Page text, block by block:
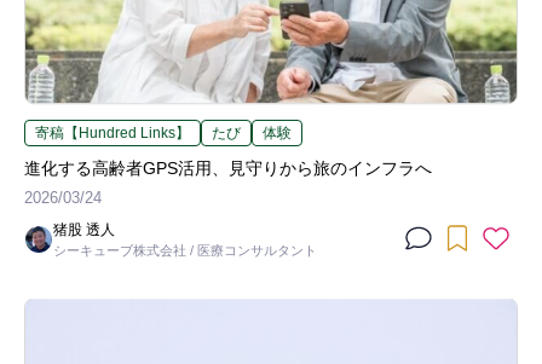
寄稿【Hundred Links】 たび 体験
進化する高齢者GPS活用、見守りから旅のインフラへ
2026/03/24
猪股 透人
シーキューブ株式会社 / 医療コンサルタント